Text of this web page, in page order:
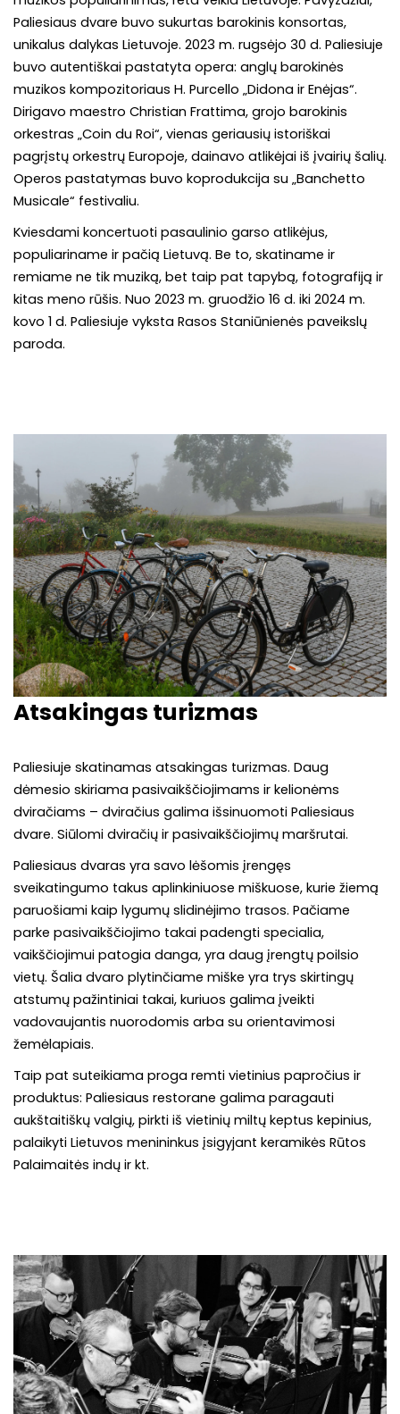
Paliesiaus dvare buvo sukurtas barokinis konsortas,
unikalus dalykas Lietuvoje. 2023 m. rugsėjo 30 d. Paliesiuje
buvo autentiškai pastatyta opera: anglų barokinės
muzikos kompozitoriaus H. Purcello „Didona ir Enėjas“.
Dirigavo maestro Christian Frattima, grojo barokinis
orkestras „Coin du Roi“, vienas geriausių istoriškai
pagrįstų orkestrų Europoje, dainavo atlikėjai iš įvairių šalių.
Operos pastatymas buvo koprodukcija su „Banchetto
Musicale“ festivaliu.
Kviesdami koncertuoti pasaulinio garso atlikėjus,
populiariname ir pačią Lietuvą. Be to, skatiname ir
remiame ne tik muziką, bet taip pat tapybą, fotografiją ir
kitas meno rūšis. Nuo 2023 m. gruodžio 16 d. iki 2024 m.
kovo 1 d. Paliesiuje vyksta Rasos Staniūnienės paveikslų
paroda.
Atsakingas turizmas
Paliesiuje skatinamas atsakingas turizmas. Daug
dėmesio skiriama pasivaikščiojimams ir kelionėms
dviračiams – dviračius galima išsinuomoti Paliesiaus
dvare. Siūlomi dviračių ir pasivaikščiojimų maršrutai.
Paliesiaus dvaras yra savo lėšomis įrengęs
sveikatingumo takus aplinkiniuose miškuose, kurie žiemą
paruošiami kaip lygumų slidinėjimo trasos. Pačiame
parke pasivaikščiojimo takai padengti specialia,
vaikščiojimui patogia danga, yra daug įrengtų poilsio
vietų. Šalia dvaro plytinčiame miške yra trys skirtingų
atstumų pažintiniai takai, kuriuos galima įveikti
vadovaujantis nuorodomis arba su orientavimosi
žemėlapiais.
Taip pat suteikiama proga remti vietinius papročius ir
produktus: Paliesiaus restorane galima paragauti
aukštaitiškų valgių, pirkti iš vietinių miltų keptus kepinius,
palaikyti Lietuvos menininkus įsigyjant keramikės Rūtos
Palaimaitės indų ir kt.